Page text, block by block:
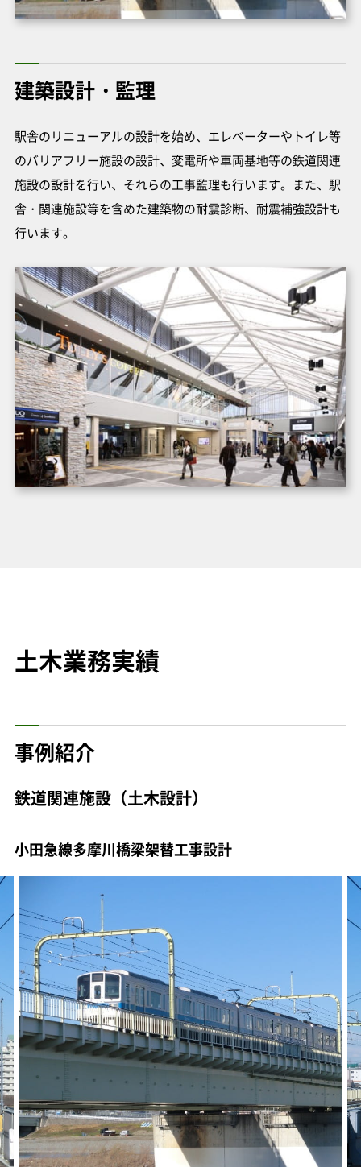
建築設計・監理
駅舎のリニューアルの設計を始め、エレベーターやトイレ等
のバリアフリー施設の設計、変電所や車両基地等の鉄道関連
施設の設計を行い、それらの工事監理も行います。また、駅
舎・関連施設等を含めた建築物の耐震診断、耐震補強設計も
行います。
土木業務実績
事例紹介
鉄道関連施設（土木設計）
小田急線多摩川橋梁架替工事設計